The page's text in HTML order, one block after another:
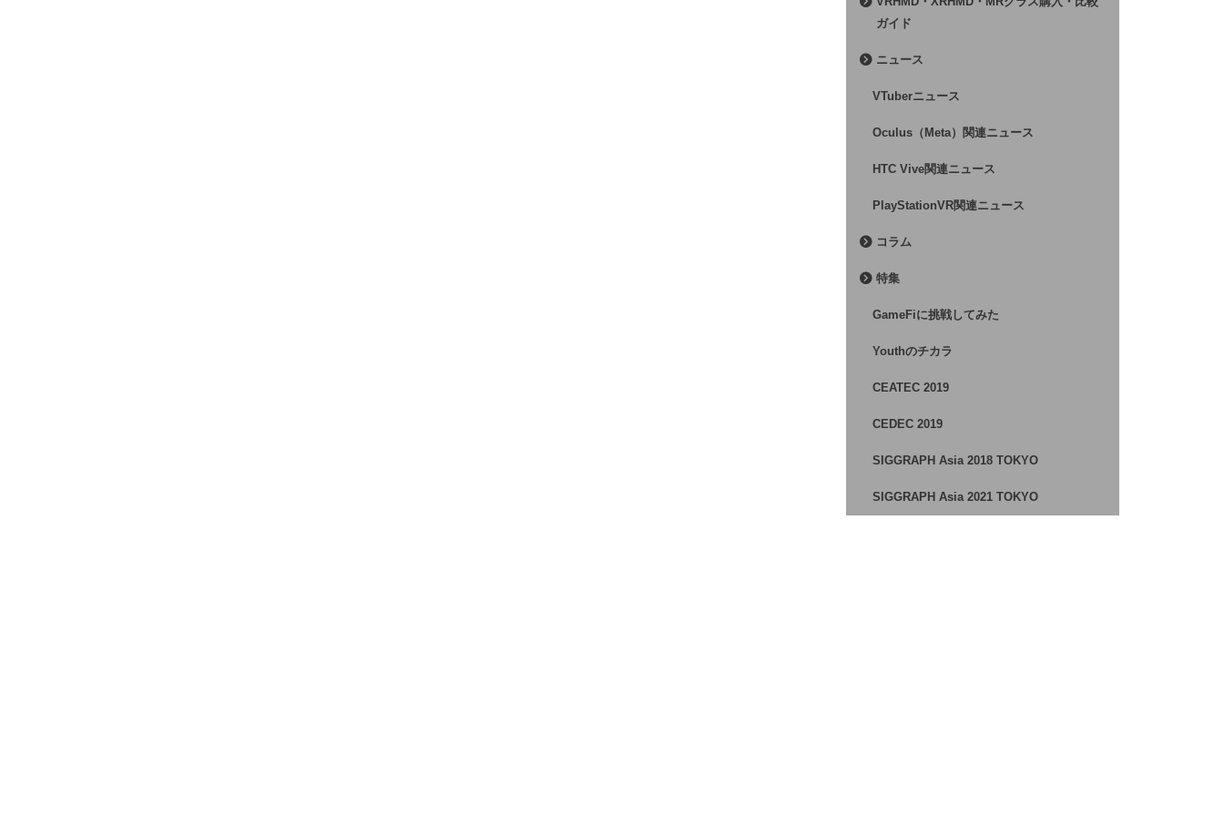
ガイド
ニュース
VTuberニュース
Oculus（Meta）関連ニュース
HTC Vive関連ニュース
PlayStationVR関連ニュース
コラム
特集
GameFiに挑戦してみた
Youthのチカラ
CEATEC 2019
CEDEC 2019
SIGGRAPH Asia 2018 TOKYO
SIGGRAPH Asia 2021 TOKYO